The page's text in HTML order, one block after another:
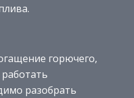
горючего,
разобрать